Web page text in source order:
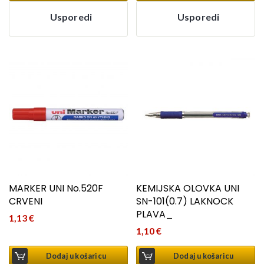
Usporedi Usporedi
MARKER UNI No.520F
CRVENI
1,13€
Dodaj u košaricu
KEMIJSKA OLOVKA UNI
SN-101(0.7) LAKNOCK
PLAVA_
1,10€
Dodaj u košaricu